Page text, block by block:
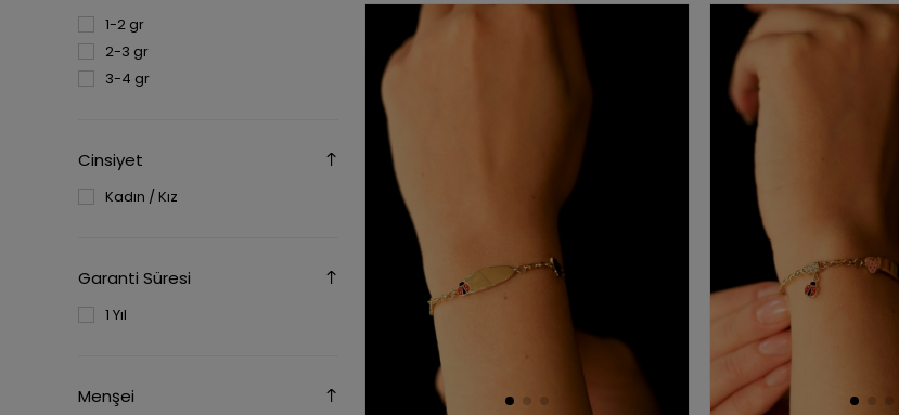
1-2 gr
2-3 gr
3-4 gr
Cinsiyet
Kadın / Kız
Garanti Süresi
1 Yıl
Menşei